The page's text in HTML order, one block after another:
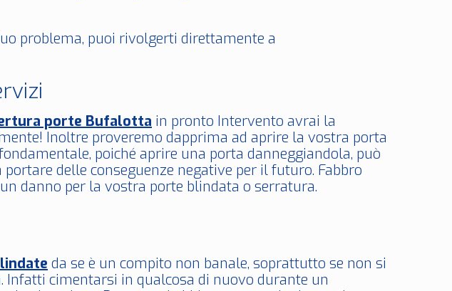
problema, puoi rivolgerti direttamente a
porte Bufalotta in pronto Intervento avrai la
Inoltre proveremo dapprima ad aprire la vostra porta
poiché aprire una porta danneggiandola, può
delle conseguenze negative per il futuro. Fabbro
danno per la vostra porte blindata o serratura.
da se è un compito non banale, soprattutto se non si
Infatti cimentarsi in qualcosa di nuovo durante un